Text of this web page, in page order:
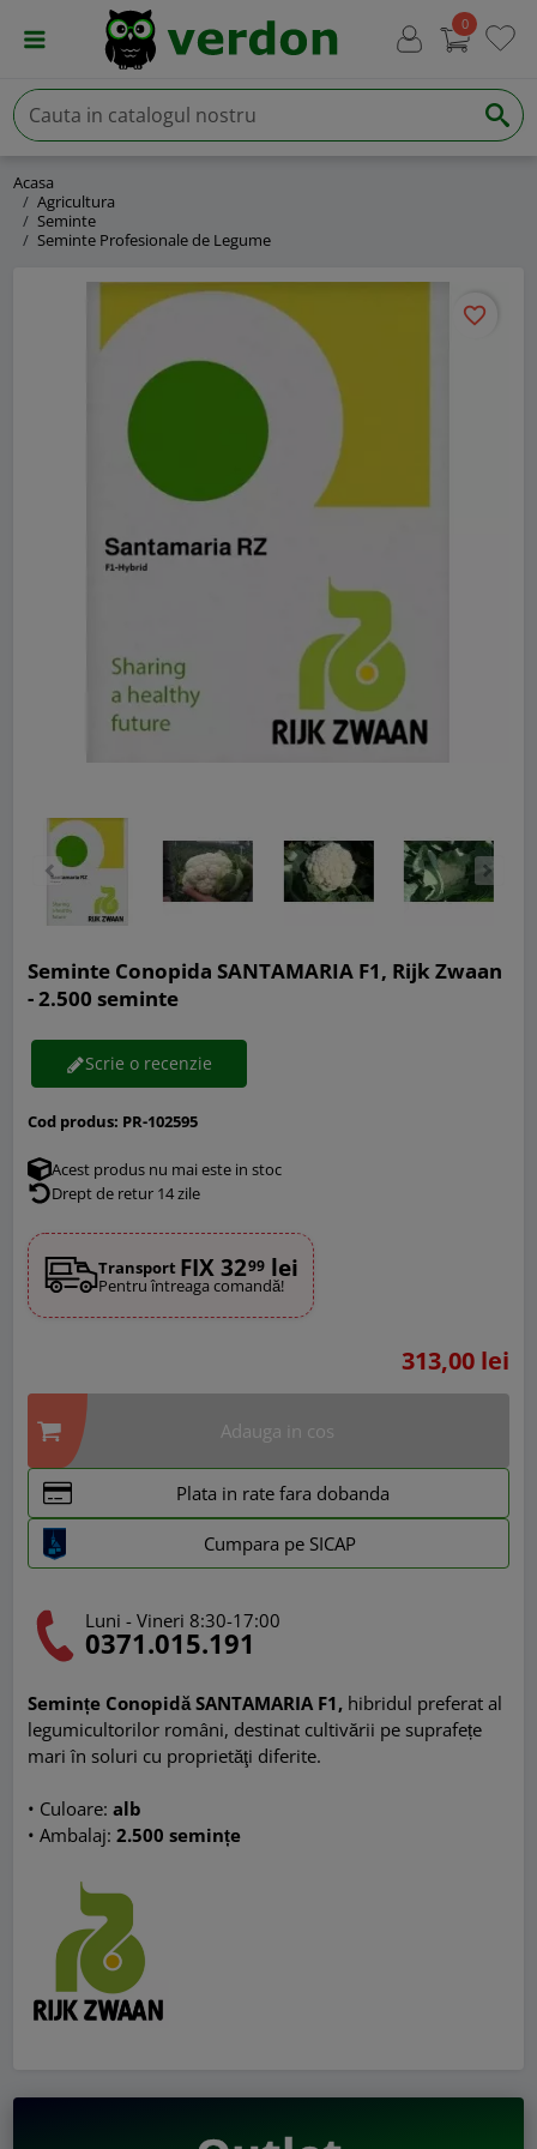
0
Acasa
Agricultura
Seminte
Seminte Profesionale de Legume
favorite_border
Seminte Conopida SANTAMARIA F1, Rijk Zwaan
- 2.500 seminte
Scrie o recenzie
Cod produs: PR-102595
Acest produs nu mai este in stoc
Drept de retur 14 zile
Transport FIX 3299 lei
Pentru întreaga comandă!
313,00 lei
Adauga in cos
Plata in rate fara dobanda
Cumpara pe SICAP
Luni - Vineri 8:30-17:00
0371.015.191
Semințe Conopidă SANTAMARIA F1, hibridul preferat al
legumicultorilor români, destinat cultivării pe suprafețe
mari în soluri cu proprietăţi diferite.
• Culoare:alb
• Ambalaj:2.500 semințe